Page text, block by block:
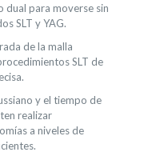
dual para moverse sin
SLT y YAG.
de la malla
SLT de
y el tiempo de
realizar
a niveles de